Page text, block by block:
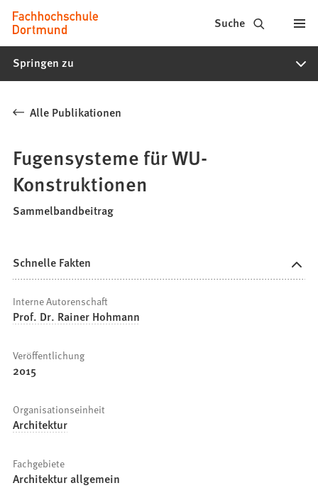
Inhalt anspringen
Fachhochschule
Dortmund
-
Studiengänge,
Bewerbung
Suche
Springen zu
Alle Publikationen
Fugensysteme für WU-
Konstruktionen
Sammelbandbeitrag
Schnelle Fakten
Interne Autorenschaft
Prof. Dr. Rainer Hohmann
Veröffentlichung
2015
Organisationseinheit
Architektur
Fachgebiete
Architektur allgemein